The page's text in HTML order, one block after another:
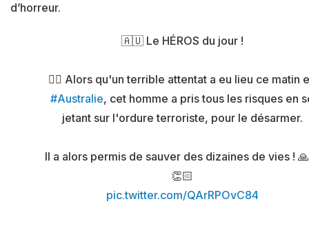
d’horreur.
🇦🇺 Le HÉROS du jour !
👉🏻 Alors qu'un terrible attentat a eu lieu ce matin
#Australie, cet homme a pris tous les risques en
jetant sur l'ordure terroriste, pour le désarmer.
Il a alors permis de sauver des dizaines de vies !
👏🏻
pic.twitter.com/QArRPOvC84